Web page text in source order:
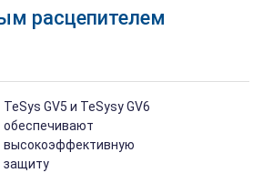
расцепителем
TeSys GV5 и TeSysy GV6
обеспечивают
высокоэффективную
защиту